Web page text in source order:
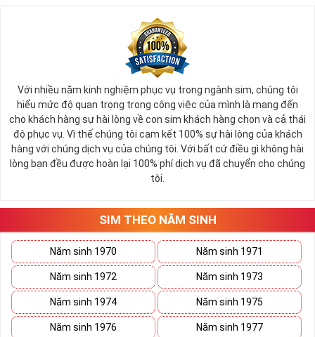
Với nhiều năm kinh nghiệm phục vụ trong ngành sim, chúng tôi
hiểu mức độ quan trọng trong công việc của mình là mang đến
cho khách hàng sự hài lòng về con sim khách hàng chọn và cả thái
độ phục vụ. Vì thế chúng tôi cam kết 100% sự hài lòng của khách
hàng với chúng dịch vụ của chúng tôi. Với bất cứ điều gì không hài
lòng bạn đều được hoàn lại 100% phí dịch vụ đã chuyển cho chúng
tôi.
SIM THEO NĂM SINH
Năm sinh 1970 Năm sinh 1971
Năm sinh 1972 Năm sinh 1973
Năm sinh 1974 Năm sinh 1975
Năm sinh 1976 Năm sinh 1977